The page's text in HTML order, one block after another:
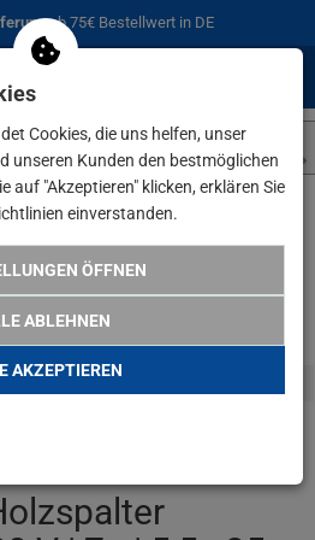
ab 75€ Bestellwert in DE
Cookies, die uns helfen, unser
unseren Kunden den bestmöglichen
auf "Akzeptieren" klicken, erklären Sie
einverstanden.
ÖFFNEN
ABLEHNEN
AKZEPTIEREN